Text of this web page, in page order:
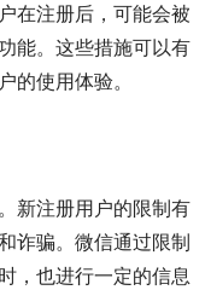
在注册后，可能会被
能。这些措施可以有
的使用体验。
新注册用户的限制有
诈骗。微信通过限制
，也进行一定的信息